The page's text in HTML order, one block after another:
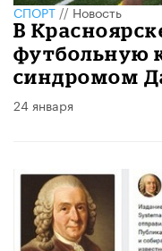
СПОРТ//Новость
В
футбольную
синдромом
24 января